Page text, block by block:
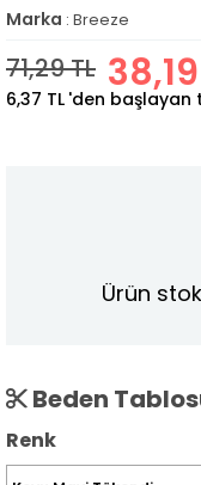
Marka : Breeze
71,29 TL
6,37 TL 'den başlayan
Ürün
Beden
Renk